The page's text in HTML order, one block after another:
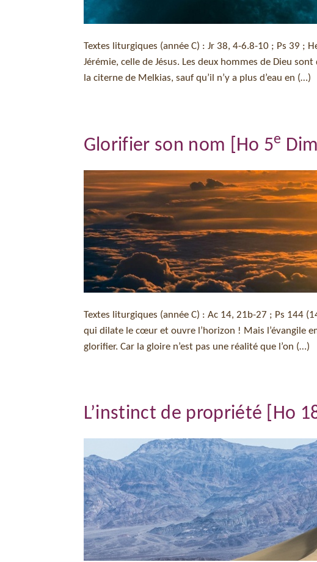
Textes liturgiques (année C) : Jr 38, 4-6.8-10 ; Ps 39 ;
Jérémie, celle de Jésus. Les deux hommes de Dieu
la citerne de Melkias, sauf qu’il n’y a plus d’eau en (…)
Glorifier son nom [Ho 5e
Textes liturgiques (année C) : Ac 14, 21b-27 ; Ps 144
qui dilate le cœur et ouvre l’horizon ! Mais l’évangile
glorifier. Car la gloire n’est pas une réalité que l’on (…)
L’instinct de propriété [Ho